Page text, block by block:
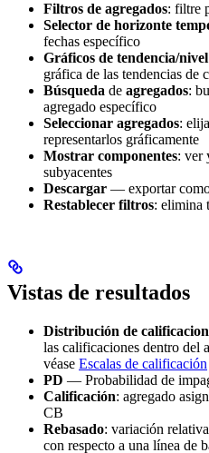
Filtros de agregados: filtre
Selector de horizonte
fechas específico
Gráficos de tendencia/
gráfica de las tendencias de
Búsqueda de agregados:
agregado específico
Seleccionar agregados:
representarlos gráficamente
Mostrar componentes: ver
subyacentes
Descargar — exportar
Restablecer filtros: elimina
Vistas de resultados
Distribución de
las calificaciones dentro del
véase Escalas de calificación
PD — Probabilidad de
Calificación: agregado
CB
Rebasado: variación
con respecto a una línea de